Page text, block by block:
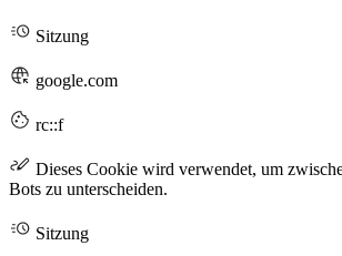
Sitzung
google.com
rc::f
Dieses Cookie wird verwendet, um
Bots zu unterscheiden.
Sitzung